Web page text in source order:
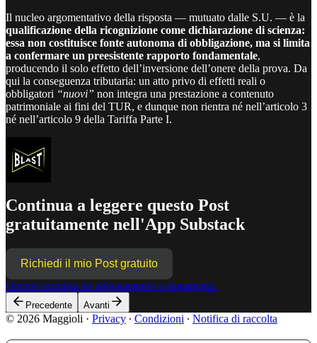
Il nucleo argomentativo della risposta — mutuato dalle S.U. — è la
qualificazione della ricognizione come dichiarazione di scienza:
essa non costituisce fonte autonoma di obbligazione, ma si limita
a confermare un preesistente rapporto fondamentale,
producendo il solo effetto dell’inversione dell’onere della prova. Da
qui la conseguenza tributaria: un atto privo di effetti reali o
obbligatori “nuovi” non integra una prestazione a contenuto
patrimoniale ai fini del TUR, e dunque non rientra né nell’articolo 3
né nell’articolo 9 della Tariffa Parte I.
Continua a leggere questo Post
gratuitamente nell'App Substack
Richiedi il mio Post gratuito
Oppure acquista un abbonamento a pagamento.
Precedente Avanti
© 2026 Maggioli · Privacy ∙ Condizioni ∙ Notifica di raccolta